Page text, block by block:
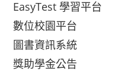
EasyTest 學習平台
數位校園平台
圖書資訊系統
獎助學金公告